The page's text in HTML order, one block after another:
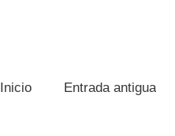
Entrada antigua
Inicio